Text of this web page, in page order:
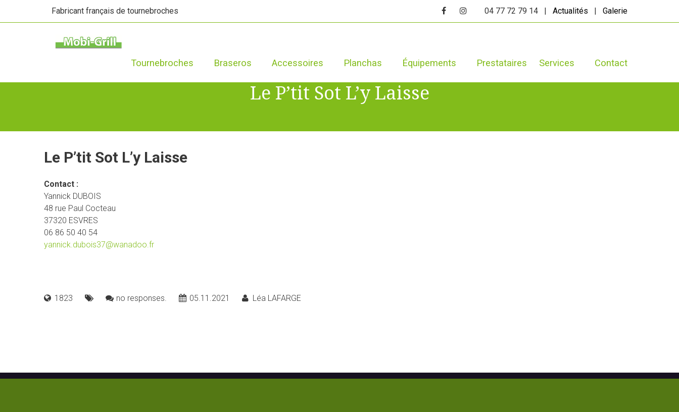
Fabricant français de tournebroches 04 77 72 79 14 | Actualités | Galerie
Tournebroches Braseros Accessoires Planchas Équipements Prestataires Services Contact
Le P’tit Sot L’y Laisse
Le P’tit Sot L’y Laisse
Contact :
Yannick DUBOIS
48 rue Paul Cocteau
37320 ESVRES
06 86 50 40 54
yannick.dubois37@wanadoo.fr
1823 no responses. 05.11.2021 Léa LAFARGE